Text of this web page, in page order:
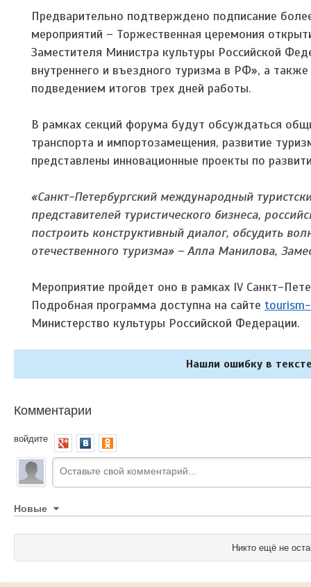
Предварительно подтверждено подписание
мероприятий – Торжественная церемония
Заместителя Министра культуры Российской
внутреннего и въездного туризма в РФ», а
подведением итогов трех дней работы.
В рамках секций форума будут обсуждаться
транспорта и импортозамещения, развитие
представлены инновационные проекты по
«Санкт-Петербургский международный
представителей туристического бизнеса,
построить конструктивный диалог, обсудить
отечественного туризма» – Алла Манилова,
Мероприятие пройдет оно в рамках IV Санкт-
Подробная программа доступна на сайте
Министерство культуры Российской Федерации.
Нашли ошибку в
Комментарии
войдите
Новые
Никто ещё не